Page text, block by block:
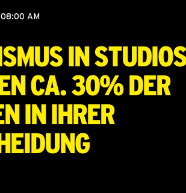
AM
in
ca. 30% der
in ihrer